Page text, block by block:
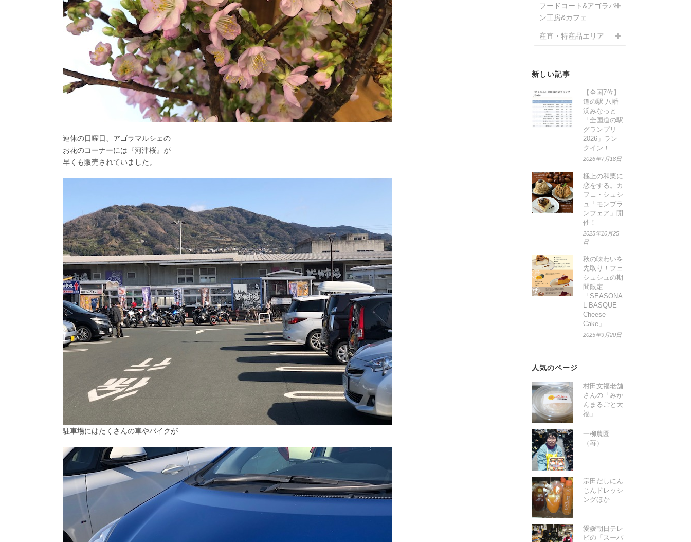
連休の日曜日、アゴラマルシェの
お花のコーナーには『河津桜』が
早くも販売されていました。
駐車場にはたくさんの車やバイクが
フードコート&アゴラパ
ン工房&カフェ
産直・特産品エリア
新しい記事
【全国7位】
道の駅 八幡
浜みなっと
「全国道の駅
グランプリ
2026」ラン
クイン！
2026年7月18日
極上の和栗に
恋をする。カ
フェ・シュシ
ュ「モンブラ
ンフェア」開
催！
2025年10月25
日
秋の味わいを
先取り！フェ
シュシュの期
間限定
「SEASONA
L BASQUE
Cheese
Cake」
2025年9月20日
人気のページ
村田文福老舗
さんの「みか
んまるごと大
福」
一柳農園
（苺）
宗田だしにん
じんドレッシ
ングほか
愛媛朝日テレ
ビの「スーパ